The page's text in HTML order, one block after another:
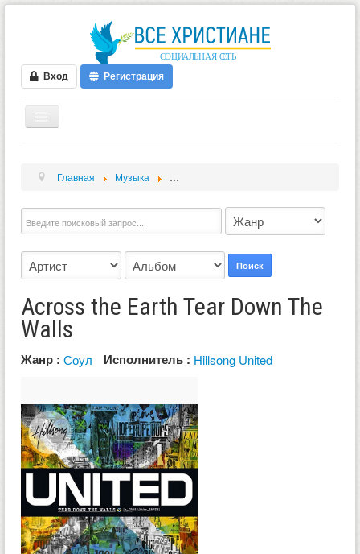
Вход Регистрация
ФОРУМ
ВИДЕО
БЛОГИ
МУЗЫКА
ОПРОСЫ
Главная Музыка Across the Earth Tear Down The Walls
Поиск
Across the Earth Tear Down The
Walls
Жанр : Соул Исполнитель : Hillsong United